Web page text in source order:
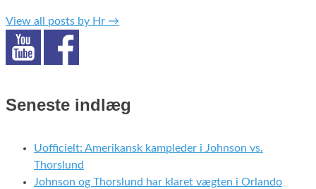
View all posts by Hr →
Seneste indlæg
Uofficielt: Amerikansk kampleder i Johnson vs.
Thorslund
Johnson og Thorslund har klaret vægten i Orlando